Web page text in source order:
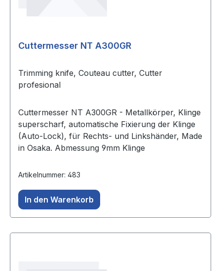
Cuttermesser NT A300GR
Trimming knife, Couteau cutter, Cutter
profesional
Cuttermesser NT A300GR - Metallkörper, Klinge
superscharf, automatische Fixierung der Klinge
(Auto-Lock), für Rechts- und Linkshänder, Made
in Osaka. Abmessung 9mm Klinge
Artikelnummer: 483
In den Warenkorb